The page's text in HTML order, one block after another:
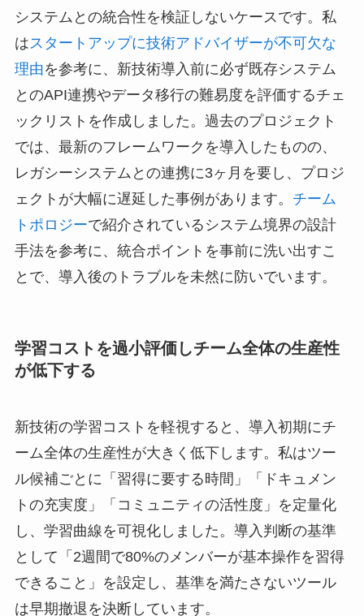
システムとの統合性を検証しないケースです。私
は スタートアップに技術アドバイザーが不可欠な
理由を参考に、新技術導入前に必ず既存システム
とのAPI連携やデータ移行の難易度を評価するチェ
ックリストを作成しました。過去のプロジェクト
では、最新のフレームワークを導入したものの、
レガシーシステムとの連携に3ヶ月を要し、プロジ
ェクトが大幅に遅延した事例があります。 チーム
トポロジーで紹介されているシステム境界の設計
手法を参考に、統合ポイントを事前に洗い出すこ
とで、導入後のトラブルを未然に防いでいます。
学習コストを過小評価しチーム全体の生産性
が低下する
新技術の学習コストを軽視すると、導入初期にチ
ーム全体の生産性が大きく低下します。私はツー
ル候補ごとに「習得に要する時間」「ドキュメン
トの充実度」「コミュニティの活性度」を定量化
し、学習曲線を可視化しました。導入判断の基準
として「2週間で80%のメンバーが基本操作を習得
できること」を設定し、基準を満たさないツール
は早期撤退を決断しています。